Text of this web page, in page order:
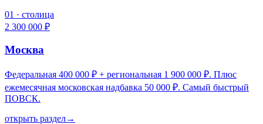
01 · столица
2 300 000 ₽
Москва
Федеральная 400 000 ₽ + региональная 1 900 000 ₽. Плюс
ежемесячная московская надбавка 50 000 ₽. Самый быстрый
ПОВСК.
открыть раздел→